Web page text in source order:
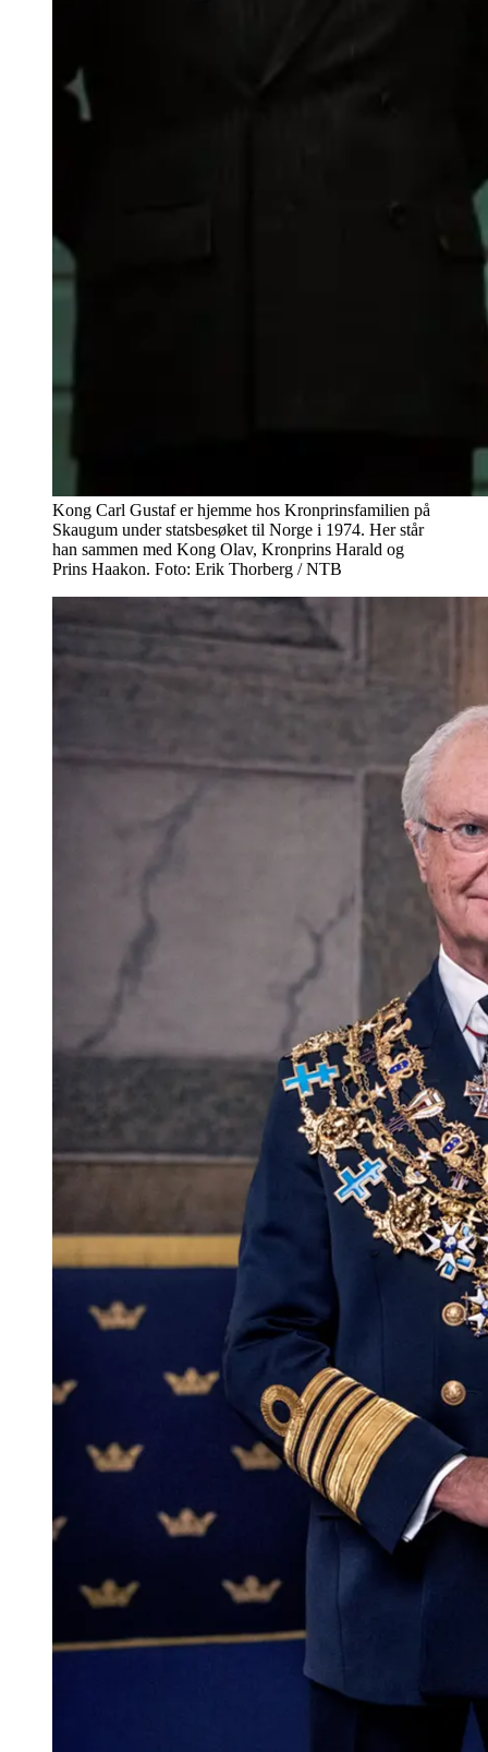
Kong Carl Gustaf er hjemme hos Kronprinsfamilien på
Skaugum under statsbesøket til Norge i 1974. Her står
han sammen med Kong Olav, Kronprins Harald og
Prins Haakon. Foto: Erik Thorberg / NTB